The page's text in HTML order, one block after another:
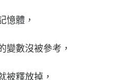
憶體，
變數沒被參考，
被釋放掉，